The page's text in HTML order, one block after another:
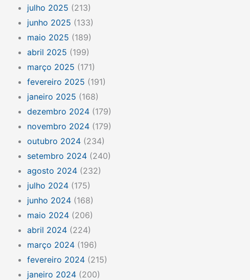
julho 2025 (213)
junho 2025 (133)
maio 2025 (189)
abril 2025 (199)
março 2025 (171)
fevereiro 2025 (191)
janeiro 2025 (168)
dezembro 2024 (179)
novembro 2024 (179)
outubro 2024 (234)
setembro 2024 (240)
agosto 2024 (232)
julho 2024 (175)
junho 2024 (168)
maio 2024 (206)
abril 2024 (224)
março 2024 (196)
fevereiro 2024 (215)
janeiro 2024 (200)